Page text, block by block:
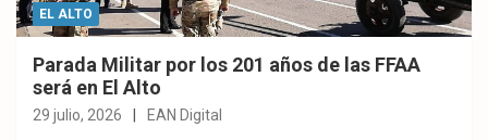
EL ALTO
Parada Militar por los 201 años de las FFAA
será en El Alto
29 julio, 2026 EAN Digital